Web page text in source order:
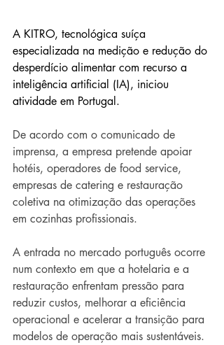
A KITRO, tecnológica suíça
especializada na medição e redução do
desperdício alimentar com recurso a
inteligência artificial (IA), iniciou
atividade em Portugal.
De acordo com o comunicado de
imprensa, a empresa pretende apoiar
hotéis, operadores de food service,
empresas de catering e restauração
coletiva na otimização das operações
em cozinhas profissionais.
A entrada no mercado português ocorre
num contexto em que a hotelaria e a
restauração enfrentam pressão para
reduzir custos, melhorar a eficiência
operacional e acelerar a transição para
modelos de operação mais sustentáveis.